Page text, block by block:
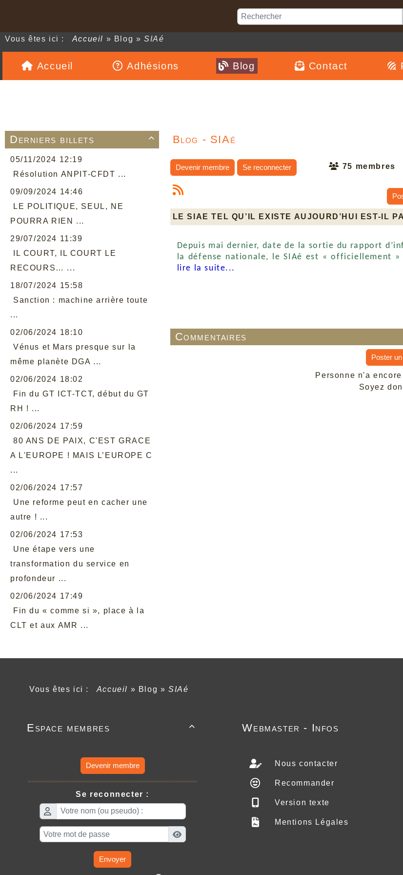
Vous êtes ici : Accueil » Blog »SIAé
Accueil Adhésions Blog Contact

Derniers billets
05/11/2024 12:19
Résolution ANPIT-CFDT ...
09/09/2024 14:46
LE POLITIQUE, SEUL, NE
POURRA RIEN ...
29/07/2024 11:39
IL COURT, IL COURT LE
RECOURS… ...
18/07/2024 15:58
Sanction : machine arrière toute
...
02/06/2024 18:10
Vénus et Mars presque sur la
même planète DGA ...
02/06/2024 18:02
Fin du GT ICT-TCT, début du GT
RH ! ...
02/06/2024 17:59
80 ANS DE PAIX, C'EST GRACE
A L'EUROPE ! MAIS L’EUROPE C
...
02/06/2024 17:57
Une reforme peut en cacher une
autre ! ...
02/06/2024 17:53
Une étape vers une
transformation du service en
profondeur ...
02/06/2024 17:49
Fin du « comme si », place à la
CLT et aux AMR ...
Blog - SIAé
Devenir membre Se reconnecter 75 membres
LE SIAE TEL QU’IL EXISTE AUJOURD’HUI EST-IL
Depuis mai dernier, date de la sortie du rapport
la défense nationale, le SIAé est « officiellement
lire la suite...
Commentaires
Poster
Personne n'a
Soyez
Vous êtes ici : Accueil » Blog »SIAé

Espace membres
Devenir membre
Se reconnecter :
Envoyer
Webmaster - Infos
Nous contacter
Recommander
Version texte
Mentions Légales